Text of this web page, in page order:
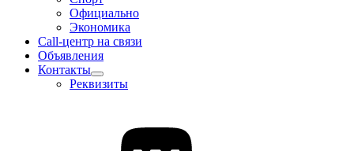
Официально
Экономика
Call-центр на связи
Объявления
Контакты
Реквизиты